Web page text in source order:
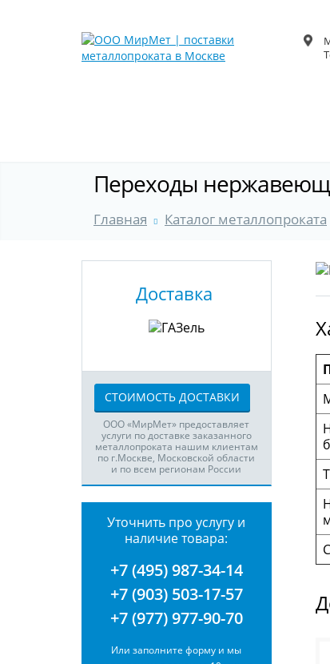
Переходы
Главная Каталог металлопроката
Доставка
СТОИМОСТЬ ДОСТАВКИ
ООО «МирМет» предоставляет
услуги по доставке заказанного
металлопроката нашим клиентам
по г.Москве, Московской области
и по всем регионам России
Уточнить про услугу и
наличие товара:
+7 (495) 987-34-14
+7 (903) 503-17-57
+7 (977) 977-90-70
Или заполните форму и мы